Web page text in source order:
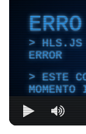
HLS.JS
ERROR
ESTE